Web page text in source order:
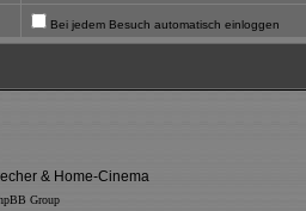
Bei jedem Besuch automatisch einloggen
& Home-Cinema
Group